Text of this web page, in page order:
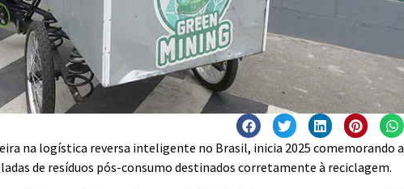
na logística reversa inteligente no Brasil, inicia 2025 comemorando a
de resíduos pós-consumo destinados corretamente à reciclagem.